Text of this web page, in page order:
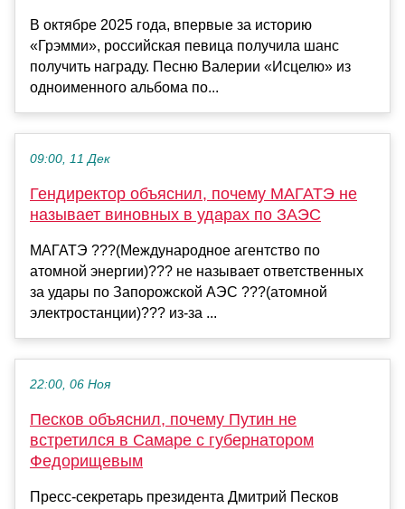
В октябре 2025 года, впервые за историю
«Грэмми», российская певица получила шанс
получить награду. Песню Валерии «Исцелю» из
одноименного альбома по...
09:00, 11 Дек
Гендиректор объяснил, почему МАГАТЭ не
называет виновных в ударах по ЗАЭС
МАГАТЭ ???(Международное агентство по
атомной энергии)??? не называет ответственных
за удары по Запорожской АЭС ???(атомной
электростанции)??? из-за ...
22:00, 06 Ноя
Песков объяснил, почему Путин не
встретился в Самаре с губернатором
Федорищевым
Пресс-секретарь президента Дмитрий Песков